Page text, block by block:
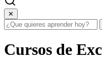
✕
Cursos de